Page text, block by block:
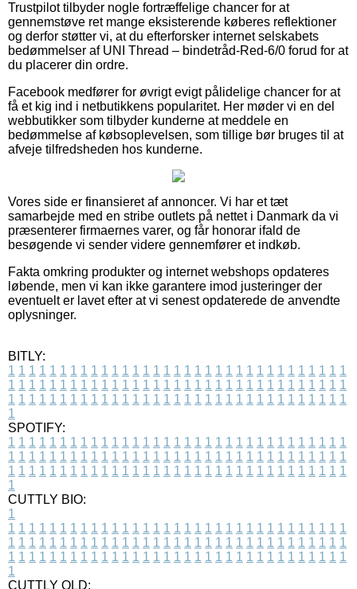
Trustpilot tilbyder nogle fortræffelige chancer for at
gennemstøve ret mange eksisterende køberes reflektioner
og derfor støtter vi, at du efterforsker internet selskabets
bedømmelser af UNI Thread – bindetråd-Red-6/0 forud for at
du placerer din ordre.
Facebook medfører for øvrigt evigt pålidelige chancer for at
få et kig ind i netbutikkens popularitet. Her møder vi en del
webbutikker som tilbyder kunderne at meddele en
bedømmelse af købsoplevelsen, som tillige bør bruges til at
afveje tilfredsheden hos kunderne.
Vores side er finansieret af annoncer. Vi har et tæt
samarbejde med en stribe outlets på nettet i Danmark da vi
præsenterer firmaernes varer, og får honorar ifald de
besøgende vi sender videre gennemfører et indkøb.
Fakta omkring produkter og internet webshops opdateres
løbende, men vi kan ikke garantere imod justeringer der
eventuelt er lavet efter at vi senest opdaterede de anvendte
oplysninger.
BITLY:
1 1 1 1 1 1 1 1 1 1 1 1 1 1 1 1 1 1 1 1 1 1 1 1 1 1 1 1 1 1 1 1 1
1 1 1 1 1 1 1 1 1 1 1 1 1 1 1 1 1 1 1 1 1 1 1 1 1 1 1 1 1 1 1 1 1
1 1 1 1 1 1 1 1 1 1 1 1 1 1 1 1 1 1 1 1 1 1 1 1 1 1 1 1 1 1 1 1 1
1
SPOTIFY:
1 1 1 1 1 1 1 1 1 1 1 1 1 1 1 1 1 1 1 1 1 1 1 1 1 1 1 1 1 1 1 1 1
1 1 1 1 1 1 1 1 1 1 1 1 1 1 1 1 1 1 1 1 1 1 1 1 1 1 1 1 1 1 1 1 1
1 1 1 1 1 1 1 1 1 1 1 1 1 1 1 1 1 1 1 1 1 1 1 1 1 1 1 1 1 1 1 1 1
1
CUTTLY BIO:
1
1 1 1 1 1 1 1 1 1 1 1 1 1 1 1 1 1 1 1 1 1 1 1 1 1 1 1 1 1 1 1 1 1
1 1 1 1 1 1 1 1 1 1 1 1 1 1 1 1 1 1 1 1 1 1 1 1 1 1 1 1 1 1 1 1 1
1 1 1 1 1 1 1 1 1 1 1 1 1 1 1 1 1 1 1 1 1 1 1 1 1 1 1 1 1 1 1 1 1
1
CUTTLY OLD: